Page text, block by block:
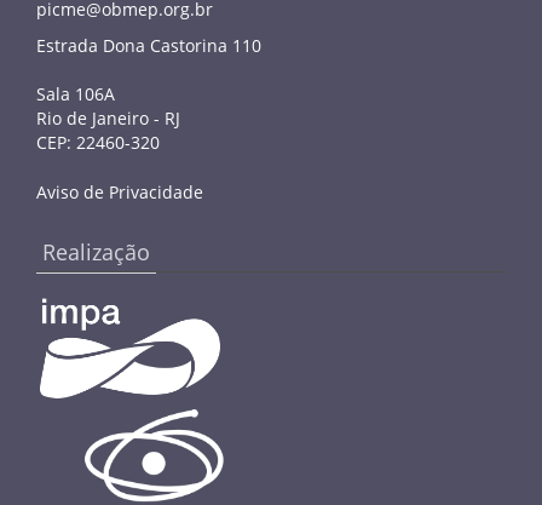
picme@obmep.org.br
Estrada Dona Castorina 110
Sala 106A
Rio de Janeiro - RJ
CEP: 22460-320
Aviso de Privacidade
Realização